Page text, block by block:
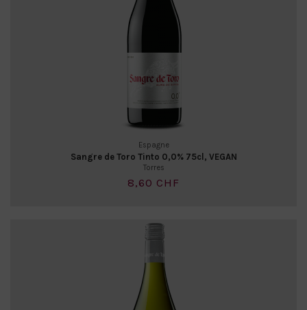
Espagne
Sangre de Toro Tinto 0,0% 75cl, VEGAN
Torres
8,60 CHF